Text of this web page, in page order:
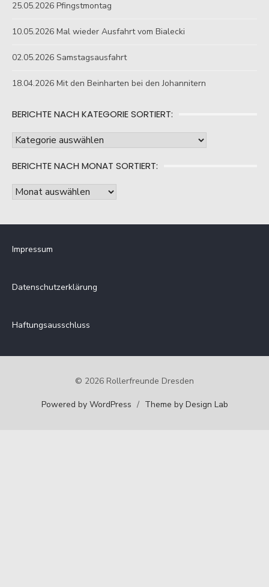
25.05.2026 Pfingstmontag
10.05.2026 Mal wieder Ausfahrt vom Bialecki
02.05.2026 Samstagsausfahrt
18.04.2026 Mit den Beinharten bei den Johannitern
BERICHTE NACH KATEGORIE SORTIERT:
Berichte
Kategorie
sortiert:
BERICHTE NACH MONAT SORTIERT:
Berichte
Impressum
Datenschutzerklärung
Haftungsausschluss
© 2026 Rollerfreunde Dresden
Powered by WordPress / Theme by Design Lab